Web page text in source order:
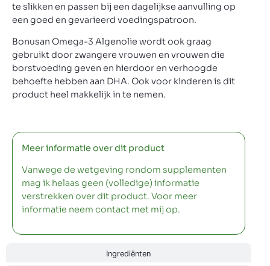
Ingrediënten
te slikken en passen bij een dagelijkse aanvulling op
een goed en gevarieerd voedingspatroon.
Bonusan Omega-3 Algenolie wordt ook graag
gebruikt door zwangere vrouwen en vrouwen die
borstvoeding geven en hierdoor en verhoogde
behoefte hebben aan DHA. Ook voor kinderen is dit
product heel makkelijk in te nemen.
Meer informatie over dit product
Vanwege de wetgeving rondom supplementen
mag ik helaas geen (volledige) informatie
verstrekken over dit product. Voor meer
informatie neem contact met mij op.